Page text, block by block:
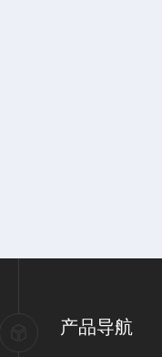
产品导航